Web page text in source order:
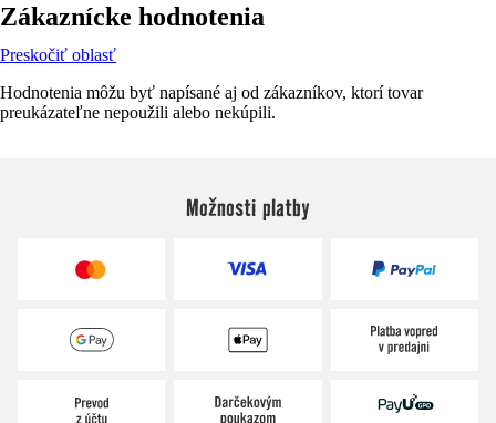
Zákaznícke hodnotenia
Preskočiť oblasť
Hodnotenia môžu byť napísané aj od zákazníkov, ktorí tovar
preukázateľne nepoužili alebo nekúpili.
Možnosti platby